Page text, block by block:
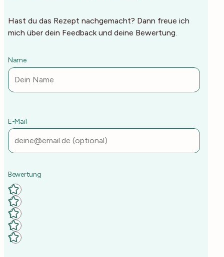
Hast du das Rezept nachgemacht? Dann freue ich
mich über dein Feedback und deine Bewertung.
Deine Rezept-Bewertung
Name
E-Mail